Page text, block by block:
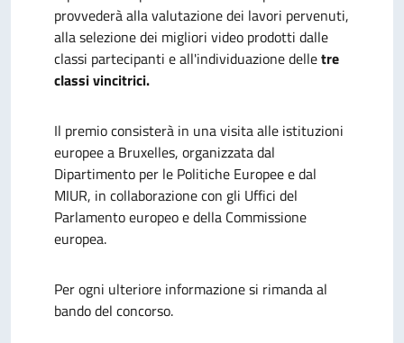
provvederà alla valutazione dei lavori pervenuti,
alla selezione dei migliori video prodotti dalle
classi partecipanti e all'individuazione delletre
classi vincitrici.
Il premio consisterà in una visita alle istituzioni
europee a Bruxelles, organizzata dal
Dipartimento per le Politiche Europee e dal
MIUR, in collaborazione con gli Uffici del
Parlamento europeo e della Commissione
europea.
Per ogni ulteriore informazione si rimanda al
bando del concorso.